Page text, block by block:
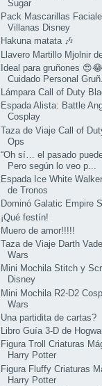
Sugar
Pack Mascarillas
Villanas Disney
Hakuna matata 🎶
Llavero Martillo Mjolnir
Ideal para gruñones
Cuidado Personal
Lámpara Call of Duty
Espada Alista: Battle
Cosplay
Taza de Viaje Call of
Ops
“Oh sí… el pasado
Pero según lo veo p...
Espada Ice White
de Tronos
Dominó Galatic Empire
¡Qué festín!
Muero de amor!!!!!
Taza de Viaje Darth
Wars
Mini Mochila Stitch y
Disney
Mini Mochila R2-D2
Wars
Una partidita de cartas?
Libro Guía 3-D de
Figura Troll Criaturas
Harry Potter
Figura Fluffy Criaturas
Harry Potter